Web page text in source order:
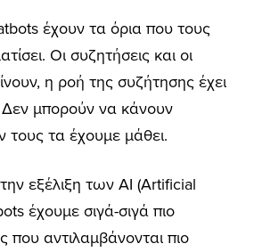
έχουν τα όρια που τους
Οι συζητήσεις και οι
η ροή της συζήτησης έχει
Δεν μπορούν να κάνουν
τα έχουμε μάθει.
εξέλιξη των AI (Artificial
έχουμε σιγά-σιγά πιο
που αντιλαμβάνονται πιο